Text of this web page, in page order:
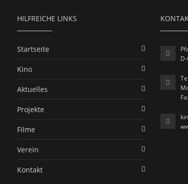
HILFREICHE LINKS
Startseite
Kino
Aktuelles
Projekte
Filme
Verein
Kontakt